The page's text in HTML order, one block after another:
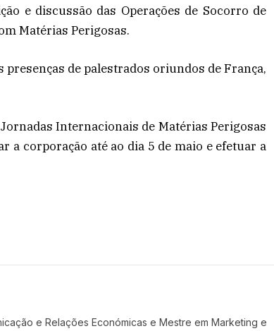
e discussão das Operações de Socorro de
Matérias Perigosas.
de palestrados oriundos de França,
Internacionais de Matérias Perigosas
a corporação até ao dia 5 de maio e efetuar a
e Relações Económicas e Mestre em Marketing e